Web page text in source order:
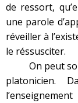
de ressort,
une parole
réveiller à
le réssusciter.
On peut
platonicien.